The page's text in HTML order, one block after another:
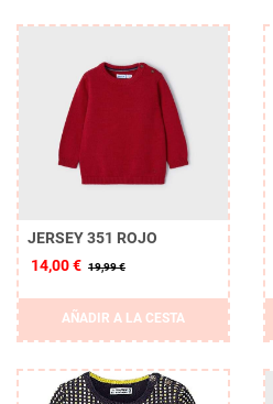
JERSEY 351 ROJO
14,00 € 19,99 €
AÑADIR A LA CESTA